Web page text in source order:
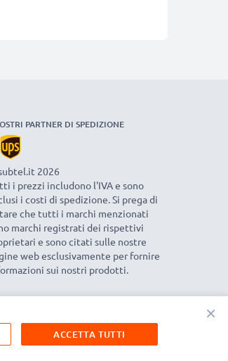
PARTNER DI SPEDIZIONE
2026
i prezzi includono l'IVA e sono
i costi di spedizione. Si prega di
che tutti i marchi menzionati
marchi registrati dei rispettivi
e sono citati sulle nostre
web esclusivamente per fornire
sui nostri prodotti.
×
ACCETTA TUTTI